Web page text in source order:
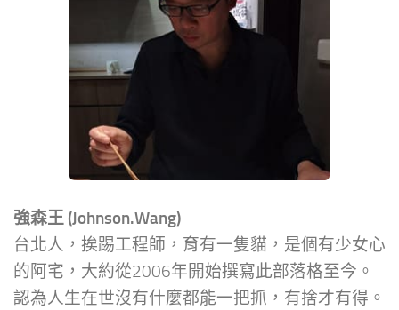
強森王 (Johnson.Wang)
台北人，挨踢工程師，育有一隻貓，是個有少女心
的阿宅，大約從2006年開始撰寫此部落格至今。
認為人生在世沒有什麼都能一把抓，有捨才有得。